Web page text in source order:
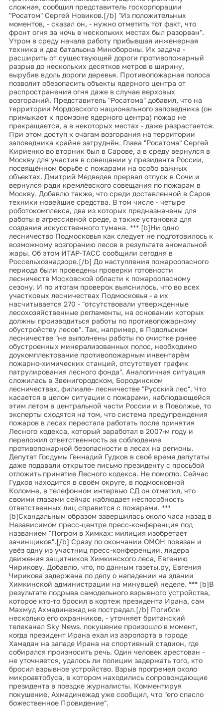
сложная, сообщил представитель госкорпорации
"Росатом" Сергей Новиков.[/b] "Из положительных
моментов, - сказал он, - нужно отметить тот факт, что
фронт огня за ночь в нескольких местах был разорван".
Утром в среду начала работу прибывшая инженерная
техника и два батальона Минобороны. Их задача -
расширить от существующей дороги противопожарный
разрыв до нескольких десятков метров в ширину,
вырубив вдоль дороги деревья. Противопожарная полоса
позволит обезопасить объекты ядерного центра от
распространения огня даже в случае верховых
возгораний. Представитель "Росатома" добавил, что на
территории Мордовского национального заповедника (он
примыкает к промзоне ядерного центра) пожар не
прекращается, а в некоторых местах - даже разрастается.
При этом доступ к очагам возгорания на территории
заповедника крайне затруднён. Глава "Росатома" Сергей
Кириенко во вторник был в Сарове, а в среду вернулся в
Москву для участия в совещании у президента России,
посвящённом борьбе с пожарами на особо важных
объектах. Дмитрий Медведев прервал отпуск в Сочи и
вернулся ради кремлёвского совещания по пожарам в
Москву. Добавлю также, что среди доставленной в Саров
техники новейшие средства. В том числе - четыре
роботокомплекса, два из которых предназначены для
работы в агрессивной среде, а также установка для
создания искусственного тумана. *** [b]Ни одно
лесничество Подмосковья как следует не подготовилось к
возможному возгоранию лесов в результате аномальной
жары. Об этом ИТАР-ТАСС сообщили сегодня в
Россельхознадзоре.[/b] До наступления пожароопасного
периода были проведены проверки готовности
лесничеств Московской области к пожароопасному
сезону. И по итогам проверок выяснилось, что во всех
участковых лесничествах Подмосковья - а их
насчитывается 270 - "отсутствовали утвержденные
лесохозяйственные регламенты, на основании которых
должны производиться работы по противопожарному
обустройству лесов". Так, например, в Подольском
лесничестве "не выполнены работы по очистке ранее
обустроенных минерализованных полос, необходимо
доукомплектование противопожарным инвентарём
пожарно-химических станций, отсутствует график
патрулирования лесного фонда". Аналогичная ситуация
сложилась в Звенигородском, Бородинском
лесничествах, филиале- лесничестве "Русский лес". Что
касается в целом ситуации с пожарами, наблюдающейся
этим летом в центральной части России и в Поволжье, то
эксперты сходятся на том, что система предупреждения
пожаров в лесах перестала работать после принятия
Лесного кодекса, который заработал в 2007-м году и
переложил ответственность за соблюдение
противопожарной безопасности в лесах на регионы.
Депутат Госдумы Геннадий Гудков в своё время депутаты
даже подавали открытое письмо президенту с просьбой
отложить принятие Лесного кодекса. Не помогло. Сейчас
Гудков находится в своём округе, в подмосковной
Коломне, в телефонном интервью СД он отметил, что
своими глазами сейчас наблюдает неспособность
ответственных лиц справится с пожарами. ***
[b]Скандальным образом завершилась около часа назад в
Независимом пресс-центре пресс-конференция под
названием "Погром в Химках: милиция изобретает
зачинщиков".[/b] Сразу по окончании ОМОН повязан и
увёз одну из участниц пресс-конференции, лидера
движения защитников Химкинского леса, Евгению
Чирикову. Добавлю, что, по данным газеты.ру, Евгения
Чирикова задержана по делу о нападении на здании
Химкинской администрации на минувшей неделе. *** [b]В
результате подрыва самодельного взрывного устройства,
которое кто-то бросил в кортеж президента Ирана, сам
Махмуд Ахмадинежад не пострадал.[/b] Погибли
несколько его охранников, - уточняет британский
телеканал Sky News. покушение произошло в момент,
когда президент Ирана ехал из аэропорта в городе
Хамадан на западе Ирана на спортивный стадион, где
собирался произносить речь. Один человек арестован -
не уточняется, удалось ли полиции задержать того, кто
бросил взрывное устройство. Взрыв прогремел около
микроавтобуса, в котором находились сопровождающие
президента в поездке журналисты. Комментируя
покушение, Ахмадинежад уже сообщил, что "его спасло
божественное Провидение".